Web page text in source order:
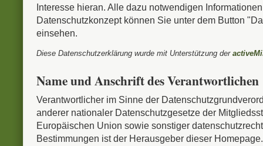
Interesse hieran. Alle dazu notwendigen
Datenschutzkonzept können Sie unter dem Button
einsehen.
Diese Datenschutzerklärung wurde mit Unterstützung der
Name und Anschrift des Verantwortlichen
Verantwortlicher im Sinne der
anderer nationaler Datenschutzgesetze der
Europäischen Union sowie sonstiger
Bestimmungen ist der Herausgeber dieser